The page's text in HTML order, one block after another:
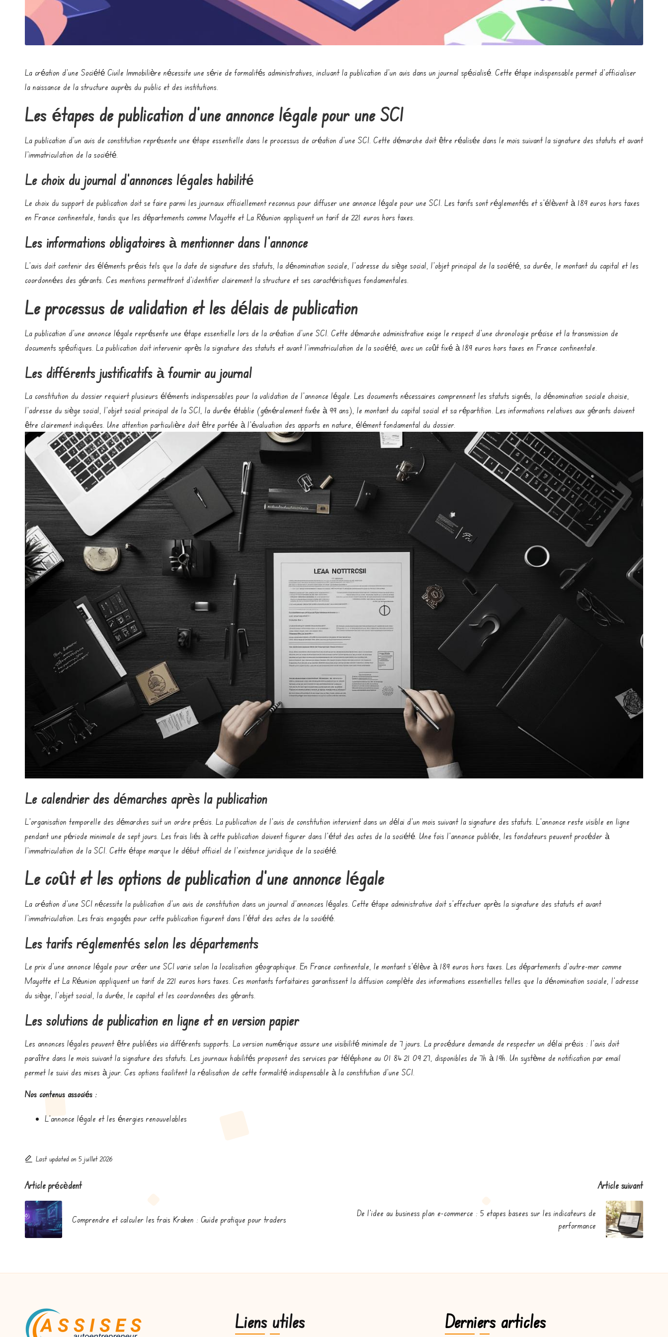
n
e
u
r
La création d’une Société Civile Immobilière nécessite une série de formalités administratives, incluant la publication d’un avis dans un journal spécialisé. Cette étape indispensable permet d’officialiser
la naissance de la structure auprès du public et des institutions.
Les étapes de publication d’une annonce légale pour une SCI
La publication d’un avis de constitution représente une étape essentielle dans le processus de création d’une SCI. Cette démarche doit être réalisée dans le mois suivant la signature des statuts et avant
l’immatriculation de la société.
Le choix du journal d’annonces légales habilité
Le choix du support de publication doit se faire parmi les journaux officiellement reconnus pour diffuser une annonce légale pour une SCI . Les tarifs sont réglementés et s’élèvent à 189 euros hors taxes
en France continentale, tandis que les départements comme Mayotte et La Réunion appliquent un tarif de 221 euros hors taxes.
Les informations obligatoires à mentionner dans l’annonce
L’avis doit contenir des éléments précis tels que la date de signature des statuts, la dénomination sociale, l’adresse du siège social, l’objet principal de la société, sa durée, le montant du capital et les
coordonnées des gérants. Ces mentions permettront d’identifier clairement la structure et ses caractéristiques fondamentales.
Le processus de validation et les délais de publication
La publication d’une annonce légale représente une étape essentielle lors de la création d’une SCI. Cette démarche administrative exige le respect d’une chronologie précise et la transmission de
documents spécifiques. La publication doit intervenir après la signature des statuts et avant l’immatriculation de la société, avec un coût fixé à 189 euros hors taxes en France continentale.
Les différents justificatifs à fournir au journal
La constitution du dossier requiert plusieurs éléments indispensables pour la validation de l’annonce légale. Les documents nécessaires comprennent les statuts signés, la dénomination sociale choisie,
l’adresse du siège social, l’objet social principal de la SCI, la durée établie (généralement fixée à 99 ans), le montant du capital social et sa répartition. Les informations relatives aux gérants doivent
être clairement indiquées. Une attention particulière doit être portée à l’évaluation des apports en nature, élément fondamental du dossier.
Le calendrier des démarches après la publication
L’organisation temporelle des démarches suit un ordre précis. La publication de l’avis de constitution intervient dans un délai d’un mois suivant la signature des statuts. L’annonce reste visible en ligne
pendant une période minimale de sept jours. Les frais liés à cette publication doivent figurer dans l’état des actes de la société. Une fois l’annonce publiée, les fondateurs peuvent procéder à
l’immatriculation de la SCI. Cette étape marque le début officiel de l’existence juridique de la société.
Le coût et les options de publication d’une annonce légale
La création d’une SCI nécessite la publication d’un avis de constitution dans un journal d’annonces légales. Cette étape administrative doit s’effectuer après la signature des statuts et avant
l’immatriculation. Les frais engagés pour cette publication figurent dans l’état des actes de la société.
Les tarifs réglementés selon les départements
Le prix d’une annonce légale pour créer une SCI varie selon la localisation géographique. En France continentale, le montant s’élève à 189 euros hors taxes. Les départements d’outre-mer comme
Mayotte et La Réunion appliquent un tarif de 221 euros hors taxes. Ces montants forfaitaires garantissent la diffusion complète des informations essentielles telles que la dénomination sociale, l’adresse
du siège, l’objet social, la durée, le capital et les coordonnées des gérants.
Les solutions de publication en ligne et en version papier
Les annonces légales peuvent être publiées via différents supports. La version numérique assure une visibilité minimale de 7 jours. La procédure demande de respecter un délai précis : l’avis doit
paraître dans le mois suivant la signature des statuts. Les journaux habilités proposent des services par téléphone au 01 84 21 09 27, disponibles de 7h à 19h. Un système de notification par email
permet le suivi des mises à jour. Ces options facilitent la réalisation de cette formalité indispensable à la constitution d’une SCI.
Nos contenus associés :
L’annonce légale et les énergies renouvelables
Last updated on 5 juillet 2026
Post
navigation
Article précèdent
Comprendre et calculer les frais Kraken : Guide pratique pour traders
Article suivant
De l’idee au business plan e-commerce : 5 etapes basees sur les indicateurs de
performance
Liens utiles Derniers articles